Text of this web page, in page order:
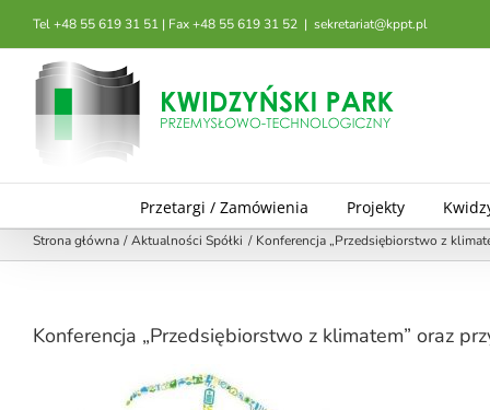
zawartości
Tel +48 55 619 31 51 | Fax +48 55 619 31 52 | sekretariat@kppt.pl
Przetargi / Zamówienia Projekty
Strona główna Aktualności Spółki Konferencja „Przedsiębiorstwo z
Konferencja „Przedsiębiorstwo z klimatem” oraz